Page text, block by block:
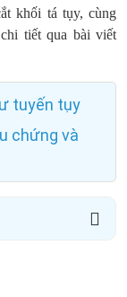
khối tá tụy, cùng
tiết qua bài viết
tuyến tụy
chứng và